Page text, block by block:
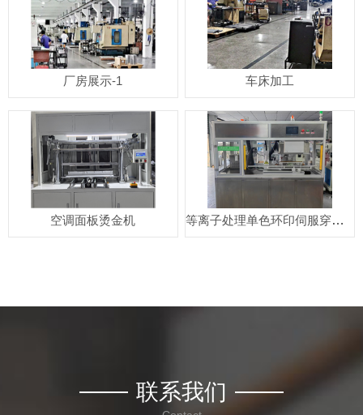
厂房展示-1 车床加工
空调面板烫金机 等离子处理单色环印伺服穿梭移印机
联系我们